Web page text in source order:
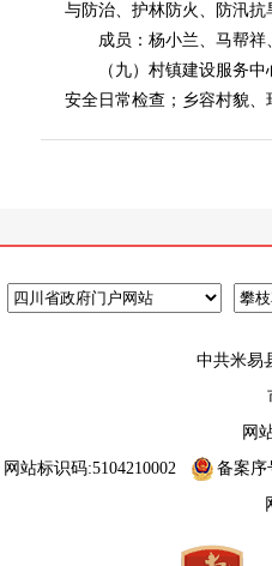
与防治、护林防火、防汛抗
成员：杨小兰、马帮祥
（九）村镇建设服务中心
安全日常检查；乡容村貌、
中共米易
网
网站标识码:5104210002
备案序